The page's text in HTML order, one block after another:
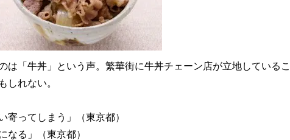
「牛丼」という声。繁華街に牛丼チェーン店が立地しているこ
しれない。
寄ってしまう」（東京都）
なる」（東京都）